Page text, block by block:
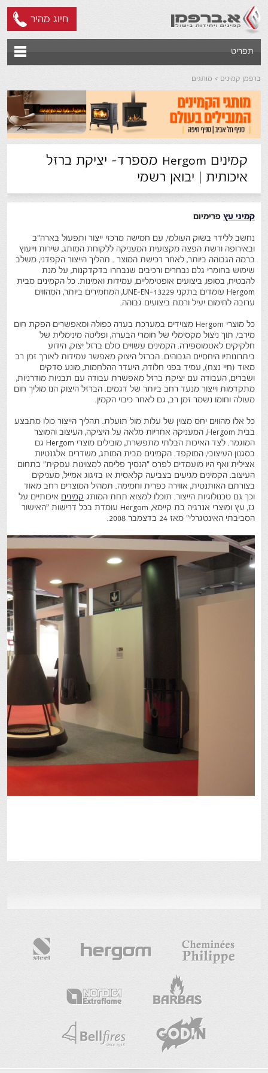
חיוג מהיר
תפריט
ברפמן קמינים מותגים
קמינים Hergom מספרד- יציקת ברזל
איכותית | יבואן רשמי
קמיני עץ פרימיום
נחשב ללידר בשוק העולמי, עם חמישה מרכזי ייצור ותפעול בארה"ב
ובאירופה ורשת הפצה מקצועית המעניקה ללקוחת המותג, שירות וייעוץ
ברמה הגבוהה ביותר, לאחר רכישת המוצר . תהליך הייצור הקפדני, משלב
שימוש בחומרי גלם נבחרים ורכיבים שנבחרו בדקדקנות, על מנת
להבטיח, בסופו, ביצועים אופטימליים, עמידות ואמינות. כל הקמינים מבית
Hergom עומדים בתקני UNE-EN-13229, המחמירים ביותר, המהווים
ערובה לחימום יעיל ורמת ביצועים גבוהה.
כל מוצרי Hergom מצוידים במערכת בערה כפולה ומאפשרים הפקת חום
מירבי, תוך ניצול מקסימלי של חומרי הבערה, ופליטה מינימלית של
חלקיקים לאטמוספירה. הקמינים עשויים כולם ברזל יצוק, הידוע
ביתרונותיו היחסיים הגבוהים. הברזל היצוק מאפשר עמידות לאורך זמן רב
מאוד (חיי נצח), עמיד בפני חלודה, היעדר ההלחמות, מונע סדקים
ושברים, העבודה עם יציקת ברזל מאפשרת עבודה עם תבניות מודרניות,
מתקדמות וייצור מנעד רחב ביותר של דגמים. הברזל היצוק הנו מוליך חום
מעולה וחומו נשמר זמן רב, גם לאחר כיבוי הקמין.
כל אלו מהווים יחס מצוין של עלות מול תועלת. תהליך הייצור כולו מתבצע
בבית Hergom, המעניקה אחריות מלאה על היציקה, העיצוב והמוצר
המוגמר. לצד האיכות הבלתי מתפשרת, מובילים מוצרי Hergom גם
בסגנון העיצובי, המוקפד. הקמינים מבית המותג, משדרים אלגנטיות
אצילית ואף היו מועמדים לפרס "הנסיך פלימה למצוינות עסקית" בתחום
העיצוב. הקמינים מגיעים בצביעה קלאסית או בזיגוג אמייל, מעניקים
בצורתם האותנטית, אווירה כפרית וחמימה. תמהיל המוצרים רחב מאוד
וכך גם טכנולוגיות הייצור. תוכלו למצוא תחת המותג קמינים איכותיים על
גז, עץ ומוצרי אנרגיה בת קיימא, Hergom עומדת בכל דרישות "האישור
הסביבתי האינטגרלי" מאז 24 בדצמבר 2008.